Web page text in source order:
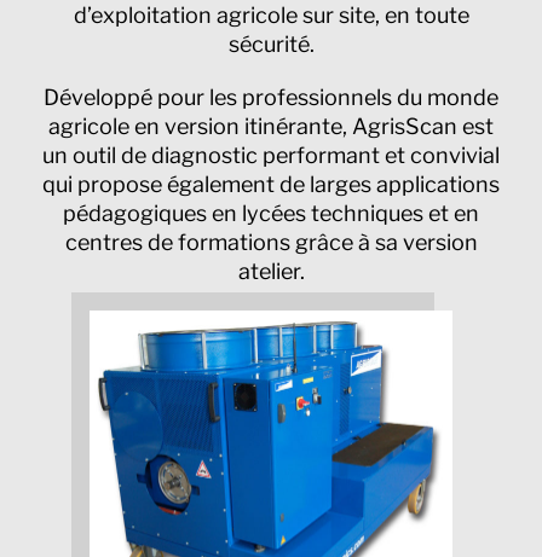
d’exploitation agricole sur site, en toute
sécurité.
Développé pour les professionnels du monde
agricole en version itinérante, AgrisScan est
un outil de diagnostic performant et convivial
qui propose également de larges applications
pédagogiques en lycées techniques et en
centres de formations grâce à sa version
atelier.